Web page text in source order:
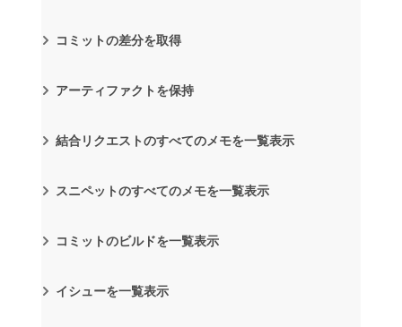
コミットの差分を取得
アーティファクトを保持
結合リクエストのすべてのメモを一覧表示
スニペットのすべてのメモを一覧表示
コミットのビルドを一覧表示
イシューを一覧表示